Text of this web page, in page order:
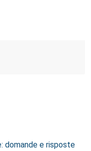
domande e risposte